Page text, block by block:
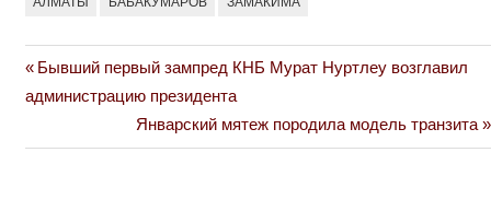
Навигация
Previous
Post:
Бывший первый зампред КНБ Мурат Нуртлеу возглавил
администрацию президента
Next
Post:
Январский мятеж породила модель транзита